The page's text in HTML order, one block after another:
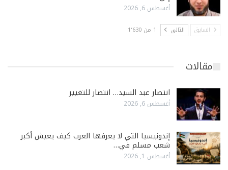
أغسطس 6, 2026
السابق التالي 1 من 1٬630
مقالات
انتصار عبد السيد… انتصار للتغيير
أغسطس 6, 2026
إندونيسيا التي لا يعرفها العرب كيف يعيش أكبر
شعب مسلم في…
أغسطس 1, 2026